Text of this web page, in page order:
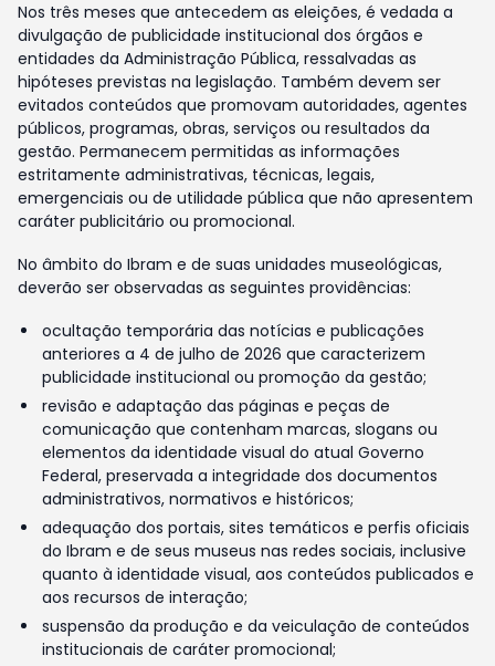
Nos três meses que antecedem as eleições, é vedada a
divulgação de publicidade institucional dos órgãos e
entidades da Administração Pública, ressalvadas as
hipóteses previstas na legislação. Também devem ser
evitados conteúdos que promovam autoridades, agentes
públicos, programas, obras, serviços ou resultados da
gestão. Permanecem permitidas as informações
estritamente administrativas, técnicas, legais,
emergenciais ou de utilidade pública que não apresentem
caráter publicitário ou promocional.
No âmbito do Ibram e de suas unidades museológicas,
deverão ser observadas as seguintes providências:
ocultação temporária das notícias e publicações
anteriores a 4 de julho de 2026 que caracterizem
publicidade institucional ou promoção da gestão;
revisão e adaptação das páginas e peças de
comunicação que contenham marcas, slogans ou
elementos da identidade visual do atual Governo
Federal, preservada a integridade dos documentos
administrativos, normativos e históricos;
adequação dos portais, sites temáticos e perfis oficiais
do Ibram e de seus museus nas redes sociais, inclusive
quanto à identidade visual, aos conteúdos publicados e
aos recursos de interação;
suspensão da produção e da veiculação de conteúdos
institucionais de caráter promocional;